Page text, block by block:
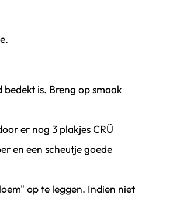
is. Breng op smaak
er nog 3 plakjes CRÜ
en een scheutje goede
op te leggen. Indien niet